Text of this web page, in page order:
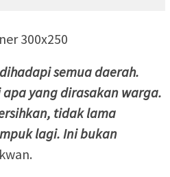
semua daerah.
apa yang dirasakan warga.
tidak lama
lagi. Ini bukan